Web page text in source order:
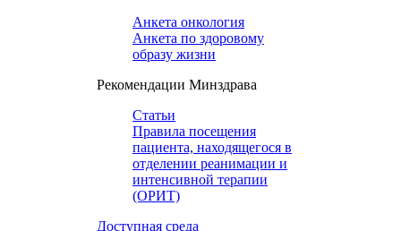
Анкета онкология
Анкета по здоровому
образу жизни
Рекомендации Минздрава
Статьи
Правила посещения
пациента, находящегося в
отделении реанимации и
интенсивной терапии
(ОРИТ)
Доступная среда